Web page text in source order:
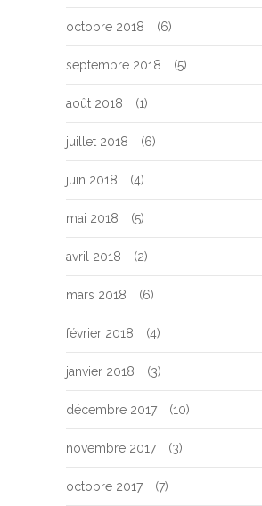
octobre 2018 (6)
septembre 2018 (5)
août 2018 (1)
juillet 2018 (6)
juin 2018 (4)
mai 2018 (5)
avril 2018 (2)
mars 2018 (6)
février 2018 (4)
janvier 2018 (3)
décembre 2017 (10)
novembre 2017 (3)
octobre 2017 (7)